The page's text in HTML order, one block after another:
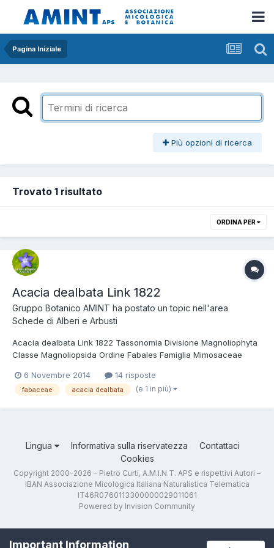
Pagina Iniziale
Più opzioni di ricerca
Trovato 1 risultato
ORDINA PER
Acacia dealbata Link 1822
Gruppo Botanico AMINT ha postato un topic nell'area
Schede di Alberi e Arbusti
Acacia dealbata Link 1822 Tassonomia Divisione Magnoliophyta
Classe Magnoliopsida Ordine Fabales Famiglia Mimosaceae
fino a 30 metri, di origine australiana con portamento dapprima
arbustivo e poi arboreo con l'a...
6 Novembre 2014 14 risposte
fabaceae acacia dealbata (e 1 in più)
Lingua Informativa sulla riservatezza
Contattaci
Cookies
Copyright 2000-2026 – Pietro Curti, A.M.I.N.T. APS e rispettivi Autori –
IBAN Associazione Micologica Italiana Naturalistica Telematica
IT46R0760113300000029011061
Powered by Invision Community
Important Information